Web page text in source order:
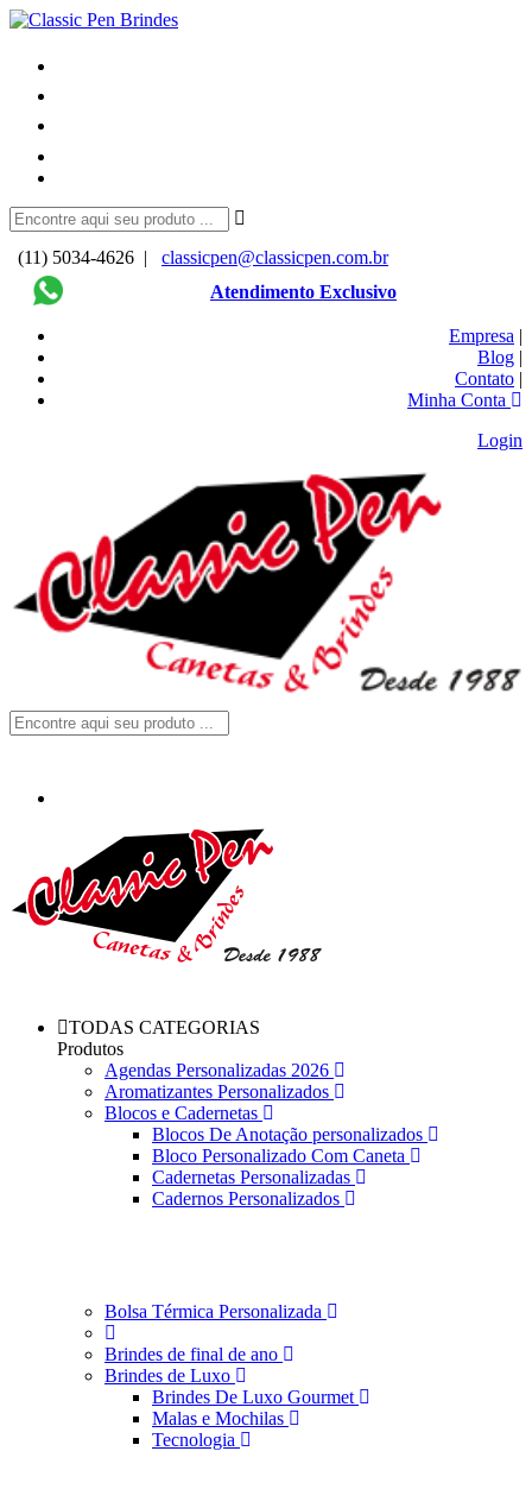
(11) 5034-4626 |
classicpen@classicpen.com.br
Atendimento Exclusivo
Empresa |
Blog |
Contato |
Minha Conta
Login
TODAS CATEGORIAS
Produtos
Agendas Personalizadas 2026
Aromatizantes Personalizados
Blocos e Cadernetas
Blocos De Anotação personalizados
Bloco Personalizado Com Caneta
Cadernetas Personalizadas
Cadernos Personalizados
Bolsa Térmica Personalizada
Brindes de final de ano
Brindes de Luxo
Brindes De Luxo Gourmet
Malas e Mochilas
Tecnologia